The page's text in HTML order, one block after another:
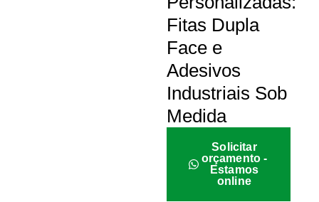
Fitas Dupla
Face e
Adesivos
Industriais Sob
Medida
Solicitar
orçamento -
Estamos
online